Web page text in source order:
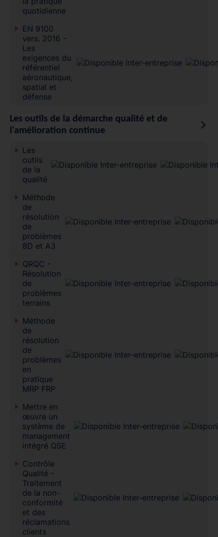
quotidienne
EN 9100
vers. 2016 -
Les
exigences du
référentiel
aéronautique,
spatial et
défense
Les outils de la démarche qualité et de
l'amélioration continue
Les
outils
de la
qualité
Méthode
de
résolution
de
problèmes
8D et A3
QRQC -
Résolution
de
problèmes
terrains
Méthode
de
résolution
de
problèmes
en
pratique
MRP FRP
Mettre en
œuvre un
système de
management
intégré QSE
Contrôle
Qualité -
Traitement
de la non-
conformité
et des
réclamations
clients